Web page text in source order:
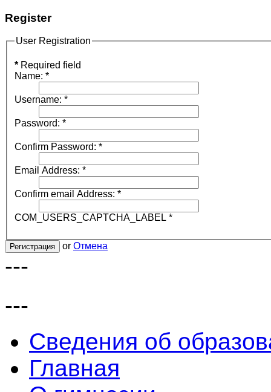
Register
User Registration
* Required field
Name: *
Username: *
Password: *
Confirm Password: *
Email Address: *
Confirm email Address: *
COM_USERS_CAPTCHA_LABEL *
Регистрация or Отмена
---
---
Сведения об
Главная